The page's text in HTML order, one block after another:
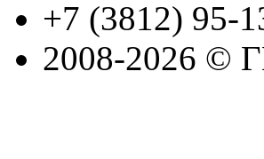
+7 (3812) 95-
2008-2026 ©